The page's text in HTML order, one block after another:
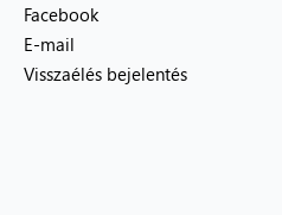
Facebook
E-mail
Visszaélés bejelentés